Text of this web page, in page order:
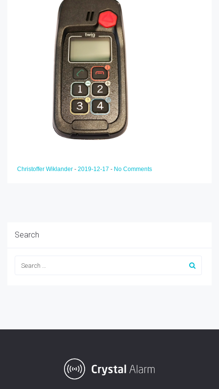
Christoffer Wiklander - 2019-12-17 - No Comments
Search